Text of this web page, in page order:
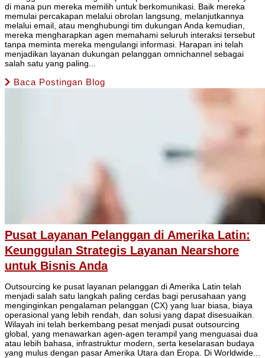
di mana pun mereka memilih untuk berkomunikasi. Baik mereka
memulai percakapan melalui obrolan langsung, melanjutkannya
melalui email, atau menghubungi tim dukungan Anda kemudian,
mereka mengharapkan agen memahami seluruh interaksi tersebut
tanpa meminta mereka mengulangi informasi. Harapan ini telah
menjadikan layanan dukungan pelanggan omnichannel sebagai
salah satu yang paling...
Baca Postingan Blog
Pusat Layanan Pelanggan di Amerika Latin:
Keunggulan Strategis Layanan Nearshore
untuk Bisnis Anda
Outsourcing ke pusat layanan pelanggan di Amerika Latin telah
menjadi salah satu langkah paling cerdas bagi perusahaan yang
menginginkan pengalaman pelanggan (CX) yang luar biasa, biaya
operasional yang lebih rendah, dan solusi yang dapat disesuaikan.
Wilayah ini telah berkembang pesat menjadi pusat outsourcing
global, yang menawarkan agen-agen terampil yang menguasai dua
atau lebih bahasa, infrastruktur modern, serta keselarasan budaya
yang mulus dengan pasar Amerika Utara dan Eropa. Di Worldwide...